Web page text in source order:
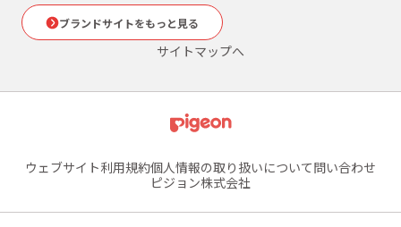
ブランドサイトをもっと見る
サイトマップへ
ウェブサイト利用規約個人情報の取り扱いについて問い合わせ
ピジョン株式会社